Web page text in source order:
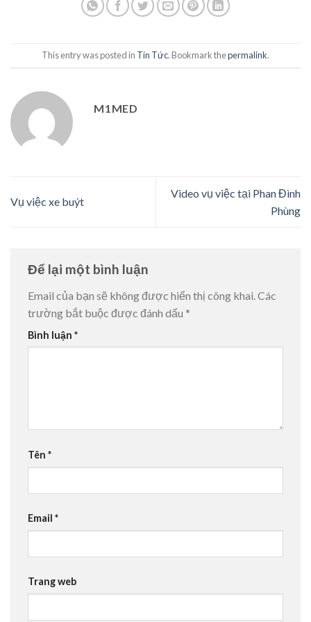
This entry was posted in Tin Tức. Bookmark thepermalink.
M1MED
Vụ việc xe buýt
Video vụ việc tại Phan Đình
Phùng
Để lại một bình luận
Email của bạn sẽ không được hiển thị công khai. Các
trường bắt buộc được đánh dấu *
Bình luận *
Tên *
Email *
Trang web